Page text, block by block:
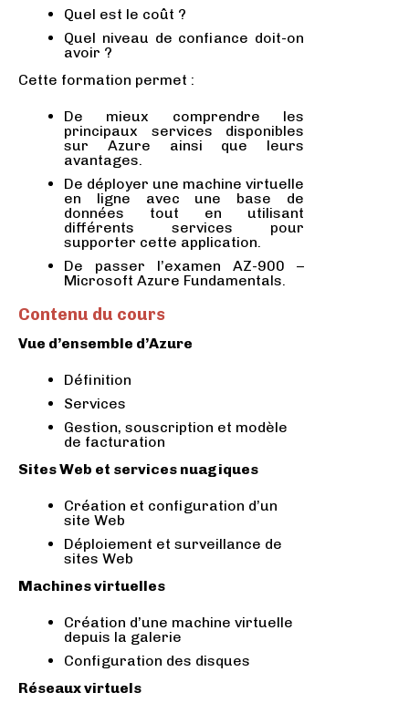
Quel est le coût ?
Quel niveau de confiance doit-on
avoir ?
Cette formation permet :
De mieux comprendre les
principaux services disponibles
sur Azure ainsi que leurs
avantages.
De déployer une machine virtuelle
en ligne avec une base de
données tout en utilisant
différents services pour
supporter cette application.
De passer l’examen AZ-900 –
Microsoft Azure Fundamentals.
Contenu du cours
Vue d’ensemble d’Azure
Définition
Services
Gestion, souscription et modèle
de facturation
Sites Web et services nuagiques
Création et configuration d’un
site Web
Déploiement et surveillance de
sites Web
Machines virtuelles
Création d’une machine virtuelle
depuis la galerie
Configuration des disques
Réseaux virtuels